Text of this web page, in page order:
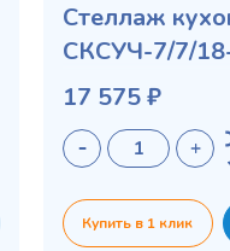
Стеллаж
СКСУЧ-7/7/
17 575 ₽
Купить в 1 клик